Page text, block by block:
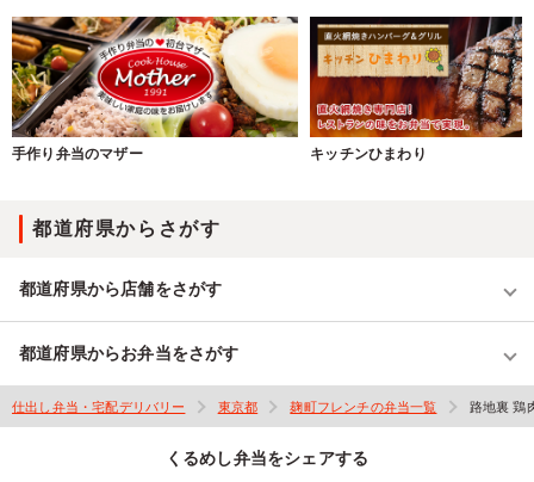
手作り弁当のマザー キッチンひまわり
都道府県からさがす
都道府県から店舗をさがす
都道府県からお弁当をさがす
仕出し弁当・宅配デリバリー 東京都 麹町フレンチの弁当一覧 路地裏 鶏
くるめし弁当をシェアする